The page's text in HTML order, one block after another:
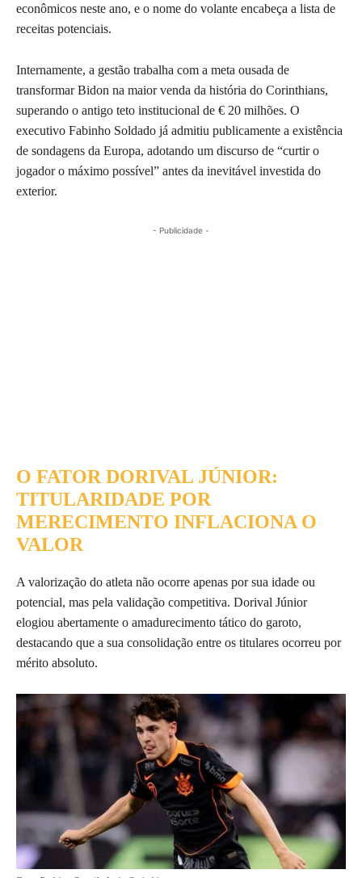
econômicos neste ano, e o nome do volante encabeça a lista de
receitas potenciais.
Internamente, a gestão trabalha com a meta ousada de
transformar Bidon na maior venda da história do Corinthians,
superando o antigo teto institucional de € 20 milhões. O
executivo Fabinho Soldado já admitiu publicamente a existência
de sondagens da Europa, adotando um discurso de “curtir o
jogador o máximo possível” antes da inevitável investida do
exterior.
- Publicidade -
O FATOR DORIVAL JÚNIOR:
TITULARIDADE POR
MERECIMENTO INFLACIONA O
VALOR
A valorização do atleta não ocorre apenas por sua idade ou
potencial, mas pela validação competitiva. Dorival Júnior
elogiou abertamente o amadurecimento tático do garoto,
destacando que a sua consolidação entre os titulares ocorreu por
mérito absoluto.